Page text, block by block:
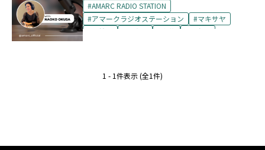
AMARC RADIO STATION
アマークラジオステーション
マキサヤ
反抗期
思春期
1 - 1件表示 (全1件)